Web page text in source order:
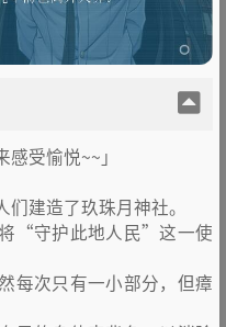
受愉悦~~」
建造了玖珠月神社。
“守护此地人民”这一使
每次只有一小部分，但瘴